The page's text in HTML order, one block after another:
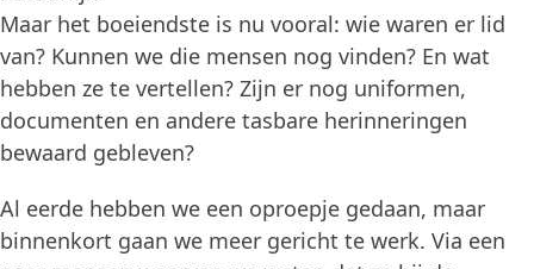
Maar het boeiendste is nu vooral: wie waren er lid
van? Kunnen we die mensen nog vinden? En wat
hebben ze te vertellen? Zijn er nog uniformen,
documenten en andere tasbare herinneringen
bewaard gebleven?
Al eerde hebben we een oproepje gedaan, maar
binnenkort gaan we meer gericht te werk. Via een